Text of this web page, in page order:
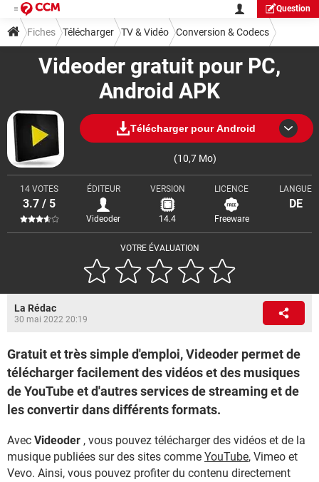
Question
Videoder gratuit pour PC,
Android APK
Télécharger pour Android
(10,7 Mo)
VOTRE ÉVALUATION
14 VOTES
3.7 / 5
ÉDITEUR
Videoder
VERSION
14.4
LICENCE
Freeware
LANGUE
DE
Fiches Télécharger TV & Vidéo Conversion & Codecs
La Rédac
30 mai 2022 20:19
Gratuit et très simple d'emploi, Videoder permet de
télécharger facilement des vidéos et des musiques
de YouTube et d'autres services de streaming et de
les convertir dans différents formats.
Avec Videoder , vous pouvez télécharger des vidéos et de la
musique publiées sur des sites comme YouTube, Vimeo et
Vevo. Ainsi, vous pouvez profiter du contenu directement